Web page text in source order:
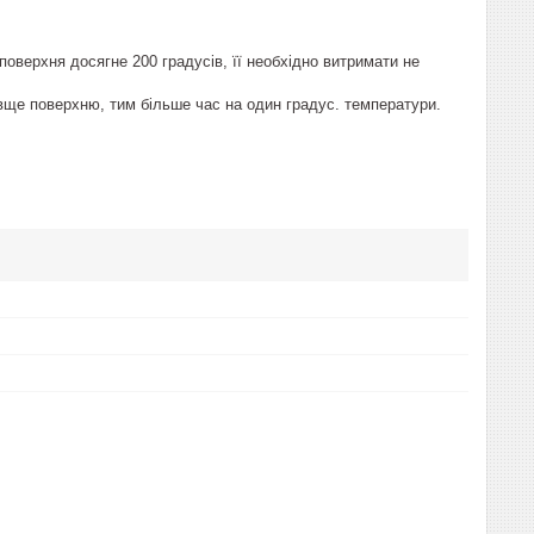
досягне 200 градусів, її необхідно витримати не
поверхню, тим більше час на один градус. температури.